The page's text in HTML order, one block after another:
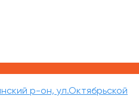
р-он, ул.Октябрьской